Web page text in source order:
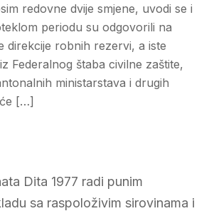
redovne dvije smjene, uvodi se i
periodu su odgovorili na
direkcije robnih rezervi, a iste
Federalnog štaba civilne zaštite,
ministarstava i drugih
[…]
Dita 1977 radi punim
sa raspoloživim sirovinama i